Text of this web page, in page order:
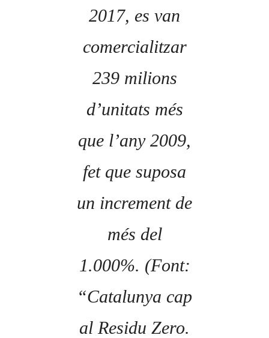
2017, es van
comercialitzar
239 milions
d’unitats més
que l’any 2009,
fet que suposa
un increment de
més del
1.000%. (Font:
“Catalunya cap
al Residu Zero.